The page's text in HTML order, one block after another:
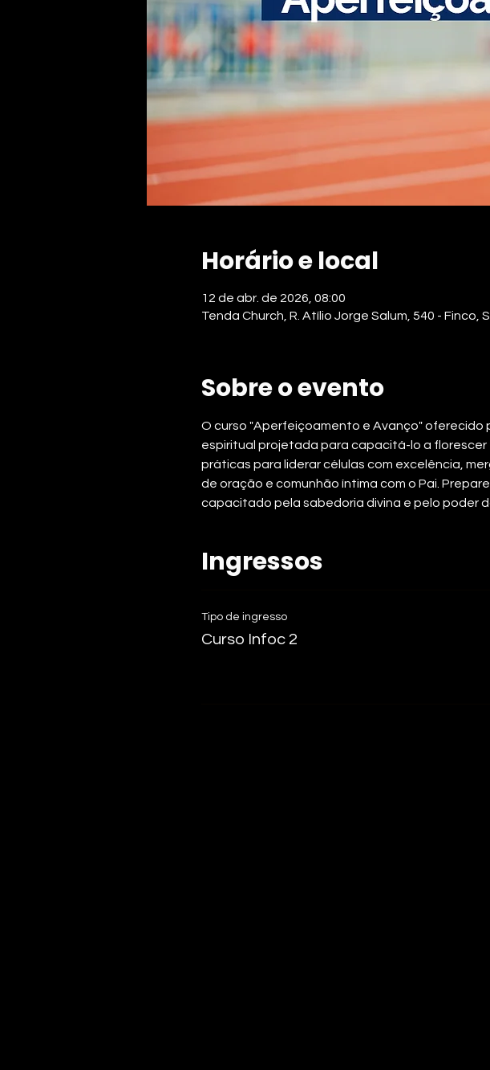
Horário e local
12 de abr. de 2026, 08:00
Tenda Church, R. Atílio Jorge Salum, 540 - Finco,
Sobre o evento
O curso "Aperfeiçoamento e Avanço" oferecido
espiritual projetada para capacitá-lo a florescer
práticas para liderar células com excelência,
de oração e comunhão íntima com o Pai.
capacitado pela sabedoria divina e pelo poder
Ingressos
Tipo de ingresso
Curso Infoc 2